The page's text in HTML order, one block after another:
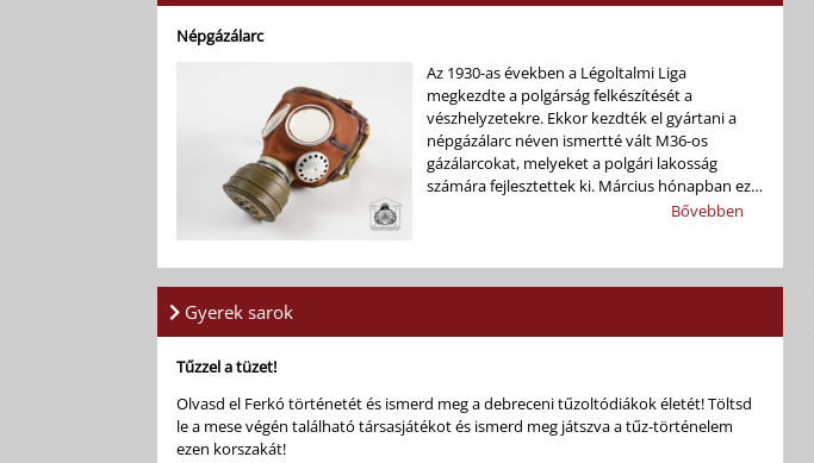
Népgázálarc
Az 1930-as években a Légoltalmi Liga
megkezdte a polgárság felkészítését a
vészhelyzetekre. Ekkor kezdték el gyártani a
népgázálarc néven ismertté vált M36-os
gázálarcokat, melyeket a polgári lakosság
számára fejlesztettek ki. Március hónapban ezt
az eszközt mutatjuk be részletesebben!Bővebben
Gyerek sarok
Tűzzel a tüzet!
Olvasd el Ferkó történetét és ismerd meg a debreceni tűzoltódiákok életét! Töltsd
le a mese végén található társasjátékot és ismerd meg játszva a tűz-történelem
ezen korszakát!